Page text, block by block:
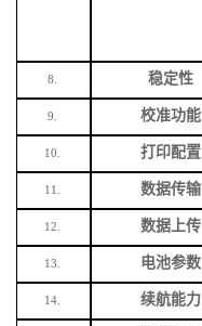
8. 稳定性
9. 校准功能
10. 打印配置
11. 数据传输
12. 数据上传
13. 电池参数
14. 续航能力